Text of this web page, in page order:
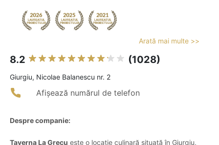
Arată mai multe >>
8.2 (1028)
Giurgiu, Nicolae Balanescu nr. 2
Afișează numărul de telefon
Despre companie:
Taverna La Grecu este o locație culinară situată în Giurgiu,